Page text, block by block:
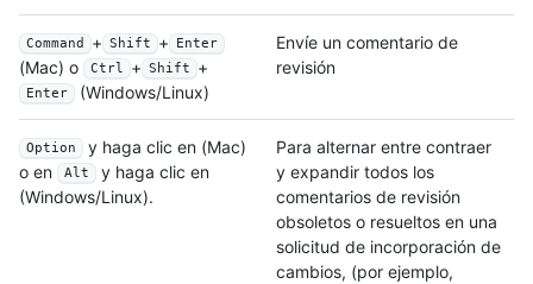
Command + Shift + Enter
(Mac) o Ctrl + Shift +
Enter (Windows/Linux)
Envíe un comentario de
revisión
Option
y haga clic en (Mac)
o en
Alt
y haga clic en
(Windows/Linux).
Para alternar entre contraer
y expandir todos los
comentarios de revisión
obsoletos o resueltos en una
solicitud de incorporación de
cambios, (por ejemplo,